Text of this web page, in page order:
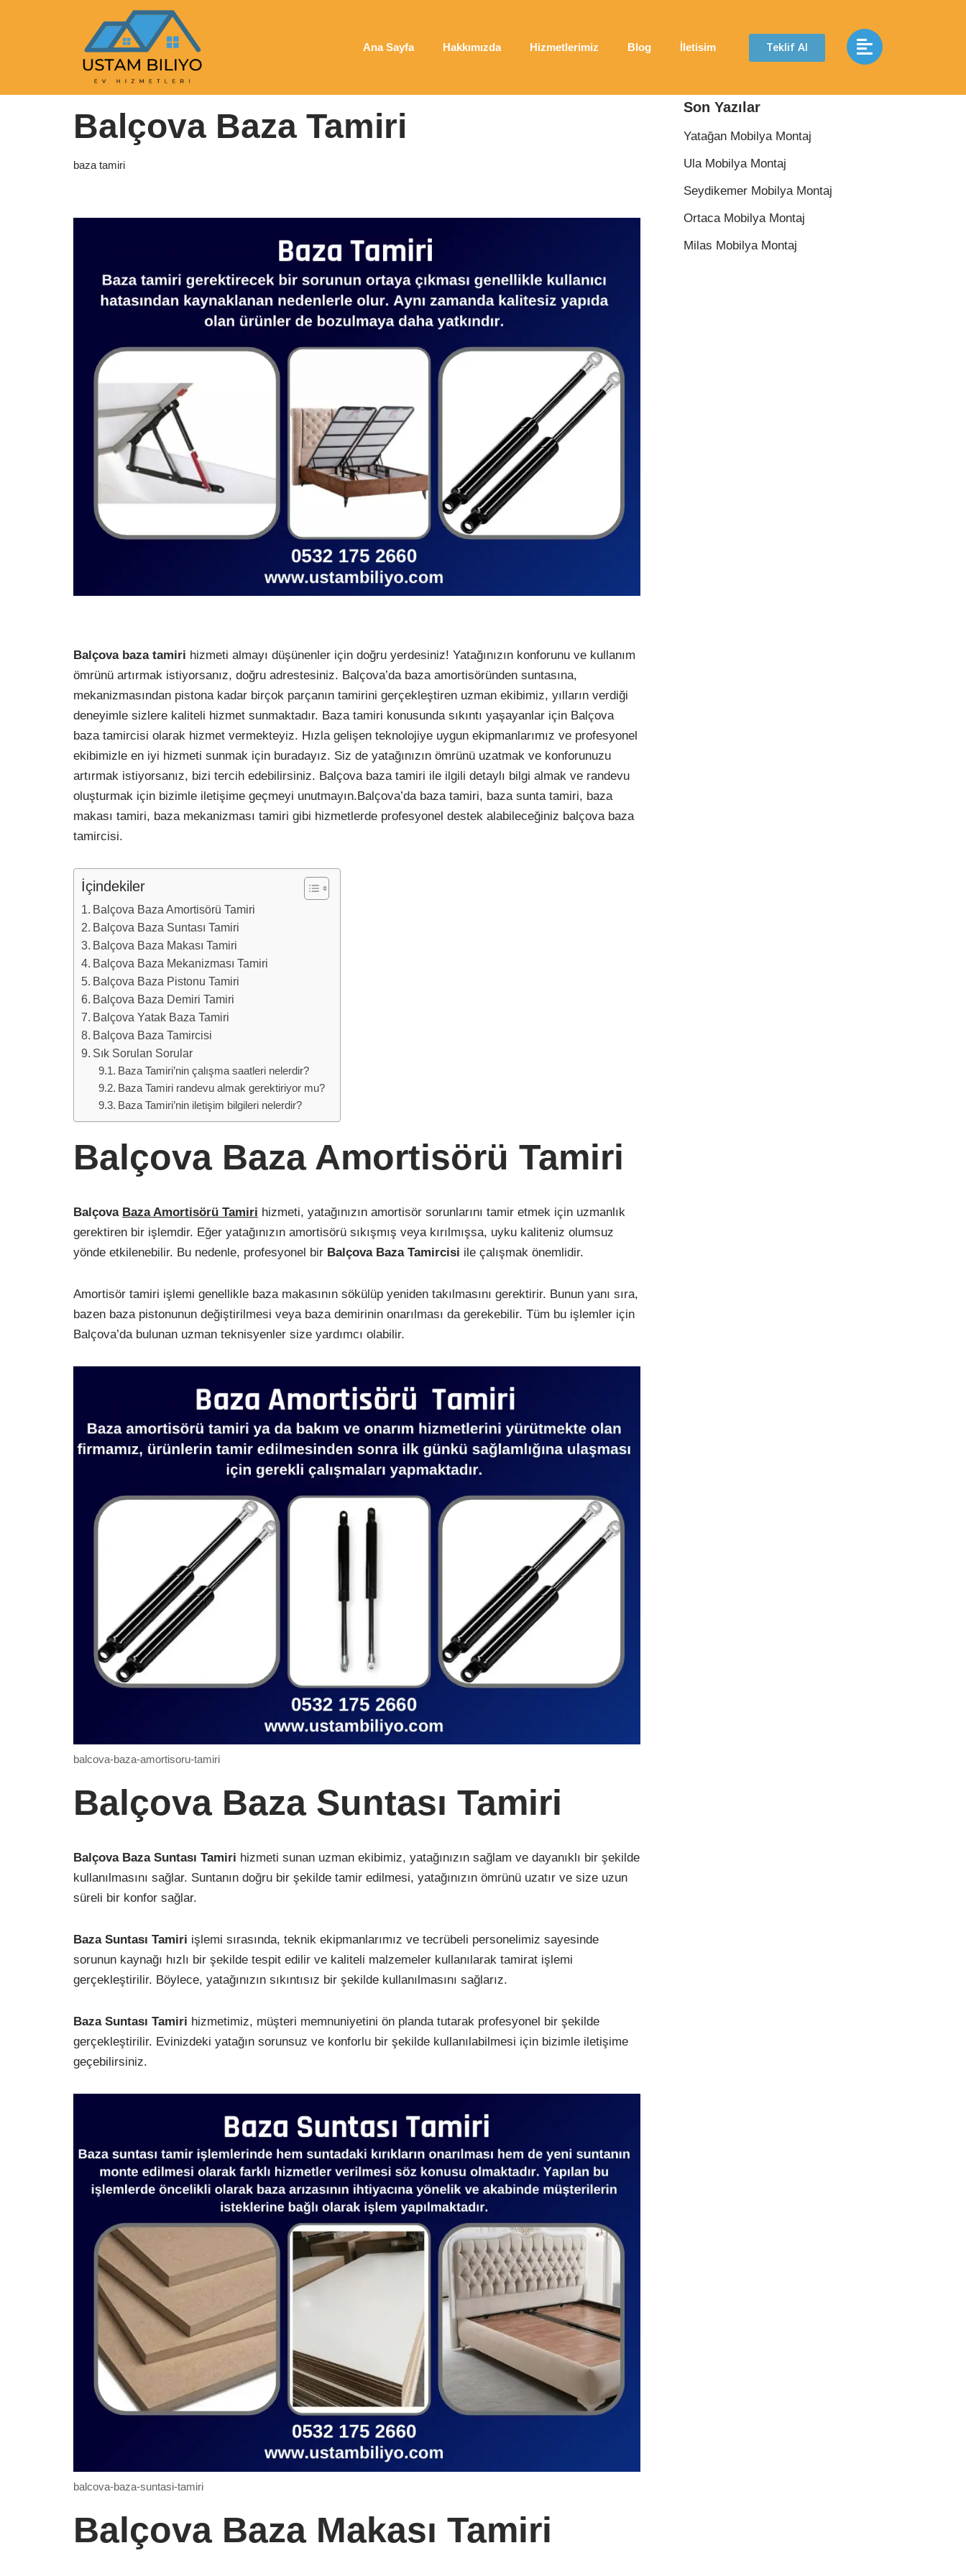
Ana Sayfa Hakkımızda Hizmetlerimiz Blog İletisim Teklif Al
Anasayfa|baza tamiri|Balçova Baza Tamiri
Balçova Baza Tamiri
baza tamiri
Balçova baza tamiri hizmeti almayı düşünenler için doğru yerdesiniz! Yatağınızın konforunu ve kullanım
ömrünü artırmak istiyorsanız, doğru adrestesiniz. Balçova’da baza amortisöründen suntasına,
mekanizmasından pistona kadar birçok parçanın tamirini gerçekleştiren uzman ekibimiz, yılların verdiği
deneyimle sizlere kaliteli hizmet sunmaktadır. Baza tamiri konusunda sıkıntı yaşayanlar için Balçova
baza tamircisi olarak hizmet vermekteyiz. Hızla gelişen teknolojiye uygun ekipmanlarımız ve profesyonel
ekibimizle en iyi hizmeti sunmak için buradayız. Siz de yatağınızın ömrünü uzatmak ve konforunuzu
artırmak istiyorsanız, bizi tercih edebilirsiniz. Balçova baza tamiri ile ilgili detaylı bilgi almak ve randevu
oluşturmak için bizimle iletişime geçmeyi unutmayın.Balçova’da baza tamiri, baza sunta tamiri, baza
makası tamiri, baza mekanizması tamiri gibi hizmetlerde profesyonel destek alabileceğiniz balçova baza
tamircisi.
İçindekiler
Balçova Baza Amortisörü Tamiri
Balçova Baza Suntası Tamiri
Balçova Baza Makası Tamiri
Balçova Baza Mekanizması Tamiri
Balçova Baza Pistonu Tamiri
Balçova Baza Demiri Tamiri
Balçova Yatak Baza Tamiri
Balçova Baza Tamircisi
Sık Sorulan Sorular
Baza Tamiri’nin çalışma saatleri nelerdir?
Baza Tamiri randevu almak gerektiriyor mu?
Baza Tamiri’nin iletişim bilgileri nelerdir?
Balçova Baza Amortisörü Tamiri
Balçova Baza Amortisörü Tamiri hizmeti, yatağınızın amortisör sorunlarını tamir etmek için uzmanlık
gerektiren bir işlemdir. Eğer yatağınızın amortisörü sıkışmış veya kırılmışsa, uyku kaliteniz olumsuz
yönde etkilenebilir. Bu nedenle, profesyonel bir Balçova Baza Tamircisi ile çalışmak önemlidir.
Amortisör tamiri işlemi genellikle baza makasının sökülüp yeniden takılmasını gerektirir. Bunun yanı sıra,
bazen baza pistonunun değiştirilmesi veya baza demirinin onarılması da gerekebilir. Tüm bu işlemler için
Balçova’da bulunan uzman teknisyenler size yardımcı olabilir.
balcova-baza-amortisoru-tamiri
Balçova Baza Suntası Tamiri
Balçova Baza Suntası Tamiri hizmeti sunan uzman ekibimiz, yatağınızın sağlam ve dayanıklı bir şekilde
kullanılmasını sağlar. Suntanın doğru bir şekilde tamir edilmesi, yatağınızın ömrünü uzatır ve size uzun
süreli bir konfor sağlar.
Baza Suntası Tamiri işlemi sırasında, teknik ekipmanlarımız ve tecrübeli personelimiz sayesinde
sorunun kaynağı hızlı bir şekilde tespit edilir ve kaliteli malzemeler kullanılarak tamirat işlemi
gerçekleştirilir. Böylece, yatağınızın sıkıntısız bir şekilde kullanılmasını sağlarız.
Baza Suntası Tamiri hizmetimiz, müşteri memnuniyetini ön planda tutarak profesyonel bir şekilde
gerçekleştirilir. Evinizdeki yatağın sorunsuz ve konforlu bir şekilde kullanılabilmesi için bizimle iletişime
geçebilirsiniz.
balcova-baza-suntasi-tamiri
Balçova Baza Makası Tamiri
Son Yazılar
Yatağan Mobilya Montaj
Ula Mobilya Montaj
Seydikemer Mobilya Montaj
Ortaca Mobilya Montaj
Milas Mobilya Montaj